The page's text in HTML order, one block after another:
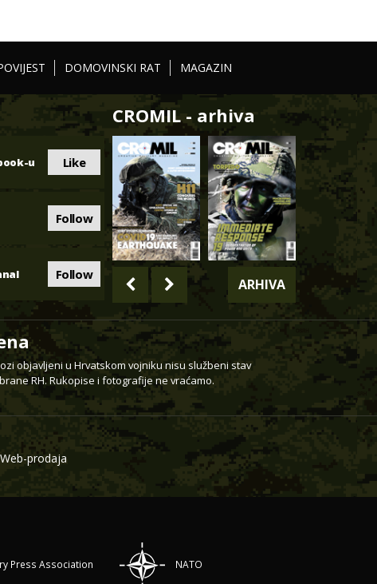
DOMOVINSKI RAT MAGAZIN
u Like
Follow
Follow
CROMIL - arhiva
ARHIVA
objavljeni u Hrvatskom vojniku nisu službeni stav
RH. Rukopise i fotografije ne vraćamo.
Web-prodaja
Press Association NATO